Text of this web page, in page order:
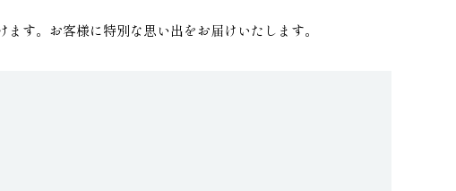
す。 お客様に特別な思い出をお届けいたします。